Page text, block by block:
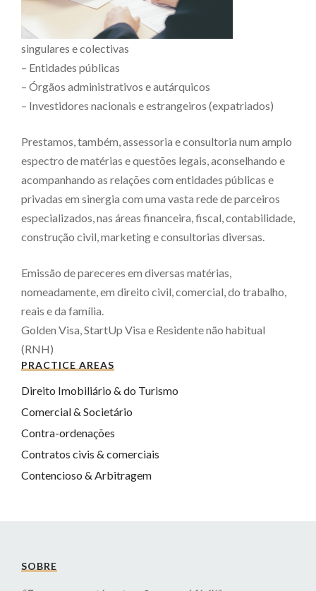
singulares e colectivas
– Entidades públicas
– Órgãos administrativos e autárquicos
– Investidores nacionais e estrangeiros (expatriados)
Prestamos, também, assessoria e consultoria num amplo
espectro de matérias e questões legais, aconselhando e
acompanhando as relações com entidades públicas e
privadas em sinergia com uma vasta rede de parceiros
especializados, nas áreas financeira, fiscal, contabilidade,
construção civil, marketing e consultorias diversas.
Emissão de pareceres em diversas matérias,
nomeadamente, em direito civil, comercial, do trabalho,
reais e da família.
Golden Visa, StartUp Visa e Residente não habitual
(RNH)
PRACTICE AREAS
Direito Imobiliário & do Turismo
Comercial & Societário
Contra-ordenações
Contratos civis & comerciais
Contencioso & Arbitragem
SOBRE